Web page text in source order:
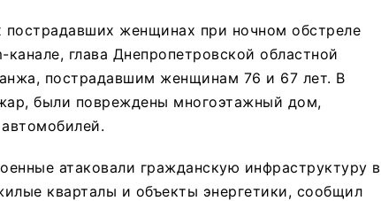
пострадавших женщинах при ночном обстреле
глава Днепропетровской областной
пострадавшим женщинам 76 и 67 лет. В
были повреждены многоэтажный дом,
атаковали гражданскую инфраструктуру в
кварталы и объекты энергетики, сообщил